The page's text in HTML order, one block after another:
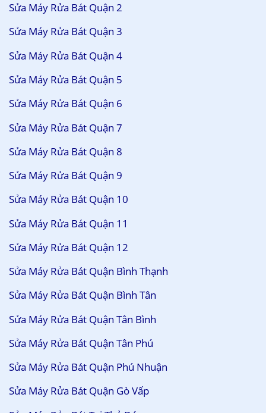
Sửa Máy Rửa Bát Quận 2
Sửa Máy Rửa Bát Quận 3
Sửa Máy Rửa Bát Quận 4
Sửa Máy Rửa Bát Quận 5
Sửa Máy Rửa Bát Quận 6
Sửa Máy Rửa Bát Quận 7
Sửa Máy Rửa Bát Quận 8
Sửa Máy Rửa Bát Quận 9
Sửa Máy Rửa Bát Quận 10
Sửa Máy Rửa Bát Quận 11
Sửa Máy Rửa Bát Quận 12
Sửa Máy Rửa Bát Quận Bình Thạnh
Sửa Máy Rửa Bát Quận Bình Tân
Sửa Máy Rửa Bát Quận Tân Bình
Sửa Máy Rửa Bát Quận Tân Phú
Sửa Máy Rửa Bát Quận Phú Nhuận
Sửa Máy Rửa Bát Quận Gò Vấp